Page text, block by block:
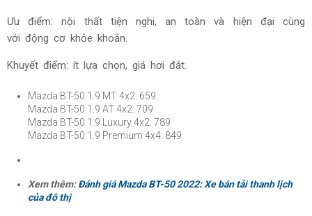
Ưu điểm: nội thất tiện nghi, an toàn và hiện đại cùng
với động cơ khỏe khoắn.
Khuyết điểm: ít lựa chọn, giá hơi đắt.
Mazda BT-50 1.9 MT 4x2: 659
Mazda BT-50 1.9 AT 4x2: 709
Mazda BT-50 1.9 Luxury 4x2: 789
Mazda BT-50 1.9 Premium 4x4: 849
Xem thêm:Đánh giá Mazda BT-50 2022: Xe bán tải thanh lịch
của đô thị